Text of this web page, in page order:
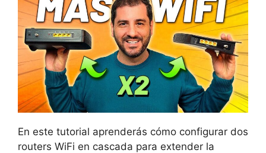
En este tutorial aprenderás cómo configurar dos
routers WiFi en cascada para extender la